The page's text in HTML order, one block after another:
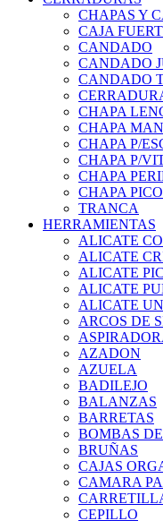
CHAPAS Y
CAJA
CANDADO
CANDADO
CANDADO
CHAPA
CHAPA
CHAPA P/
CHAPA P/
CHAPA
CHAPA
TRANCA
HERRAMIENTAS
ALICATE
ALICATE
ALICATE
ALICATE
ALICATE
ARCOS DE
AZADON
AZUELA
BADILEJO
BALANZAS
BARRETAS
BOMBAS
BRUÑAS
CAJAS
CAMARA
CEPILLO